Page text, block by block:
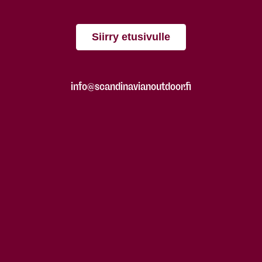
Siirry etusivulle
info@scandinavianoutdoor.fi